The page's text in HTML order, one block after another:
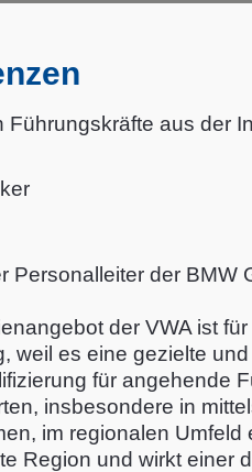
Führungskräfte aus der
Personalleiter der BMW
der VWA ist
weil es eine gezielte
für angehende
insbesondere in
im regionalen Umfeld
Region und wirkt einer